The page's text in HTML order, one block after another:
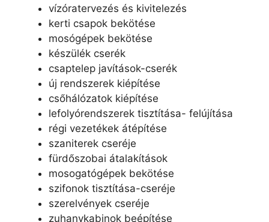
vízóratervezés és kivitelezés
kerti csapok bekötése
mosógépek bekötése
készülék cserék
csaptelep javítások-cserék
új rendszerek kiépítése
csőhálózatok kiépítése
lefolyórendszerek tisztítása- felújítása
régi vezetékek átépítése
szaniterek cseréje
fürdőszobai átalakítások
mosogatógépek bekötése
szifonok tisztítása-cseréje
szerelvények cseréje
zuhanykabinok beépítése